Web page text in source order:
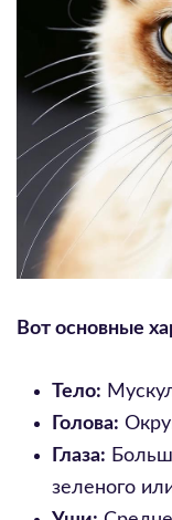
Вот основные
Тело:
Голова:
Глаза:
зеленого